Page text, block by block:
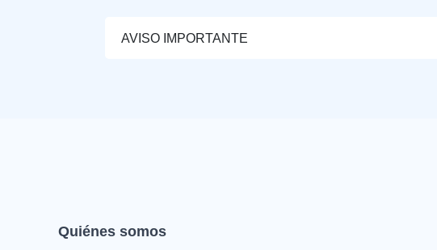
AVISO IMPORTANTE
Quiénes somos